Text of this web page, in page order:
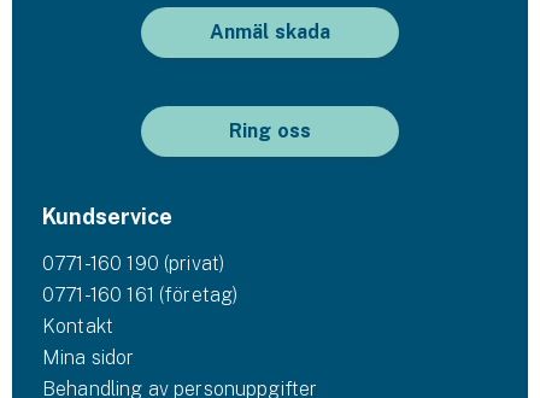
Anmäl skada
Ring oss
Kundservice
0771-160 190 (privat)
0771-160 161 (företag)
Kontakt
Mina sidor
Behandling av personuppgifter